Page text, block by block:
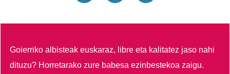
Goierriko albisteak euskaraz, libre eta kalitatez jaso nahi
dituzu? Horretarako zure babesa ezinbestekoa zaigu.